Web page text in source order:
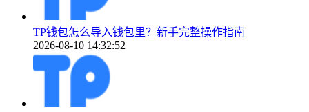
TP钱包怎么导入钱包里？新手完整操作指南
2026-08-10 14:32:52